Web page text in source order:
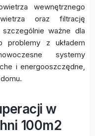
wewnętrznego
oraz filtrację
ważne dla
problemy z układem
systemy
i energooszczędne,
w
100m2